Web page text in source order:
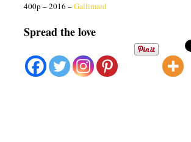
400p – 2016 –Gallimard
Spread the love